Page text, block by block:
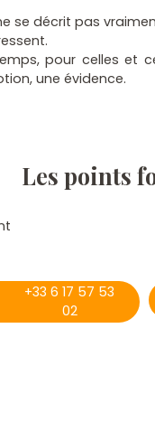
se décrit pas
pour celles et
une évidence.
Les points
+33 6 17 57 53
02